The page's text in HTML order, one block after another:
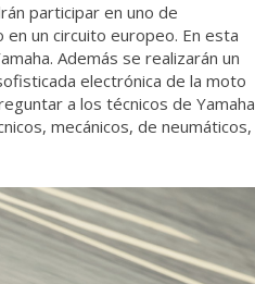
participar en uno de
un circuito europeo. En esta
Además se realizarán un
electrónica de la moto
a los técnicos de Yamaha
mecánicos, de neumáticos,